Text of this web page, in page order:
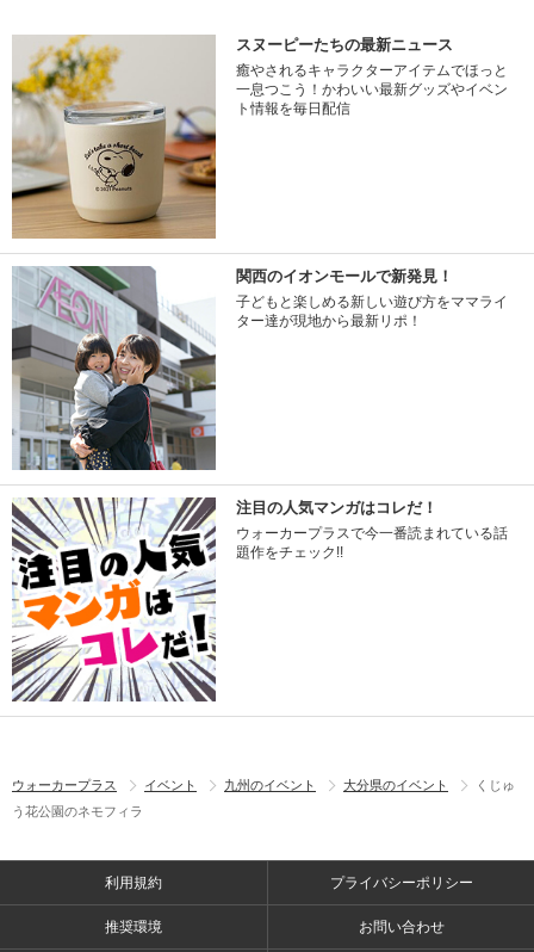
スヌーピーたちの最新ニュース
癒やされるキャラクターアイテムでほっと
一息つこう！かわいい最新グッズやイベン
ト情報を毎日配信
関西のイオンモールで新発見！
子どもと楽しめる新しい遊び方をママライ
ター達が現地から最新リポ！
注目の人気マンガはコレだ！
ウォーカープラスで今一番読まれている話
題作をチェック!!
ウォーカープラス イベント 九州のイベント 大分県のイベント
くじゅ
う花公園のネモフィラ
利用規約 プライバシーポリシー
推奨環境 お問い合わせ